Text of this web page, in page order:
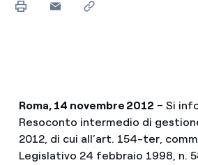
Roma, 14 novembre 2012 – Si
Resoconto intermedio di
2012, di cui all’art. 154-ter,
Legislativo 24 febbraio 1998, n.